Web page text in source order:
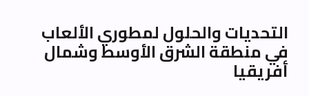
التحديات والحلول لمطوري الألعاب
في منطقة الشرق الأوسط وشمال
أفريقيا